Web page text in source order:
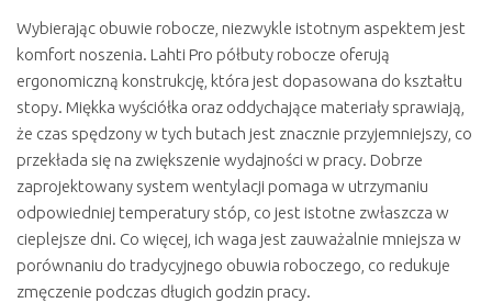
Wybierając obuwie robocze, niezwykle istotnym aspektem jest
komfort noszenia. Lahti Pro półbuty robocze oferują
ergonomiczną konstrukcję, która jest dopasowana do kształtu
stopy. Miękka wyściółka oraz oddychające materiały sprawiają,
że czas spędzony w tych butach jest znacznie przyjemniejszy, co
przekłada się na zwiększenie wydajności w pracy. Dobrze
zaprojektowany system wentylacji pomaga w utrzymaniu
odpowiedniej temperatury stóp, co jest istotne zwłaszcza w
cieplejsze dni. Co więcej, ich waga jest zauważalnie mniejsza w
porównaniu do tradycyjnego obuwia roboczego, co redukuje
zmęczenie podczas długich godzin pracy.